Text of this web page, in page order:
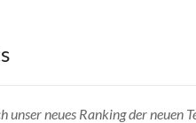
neues Ranking der neuen